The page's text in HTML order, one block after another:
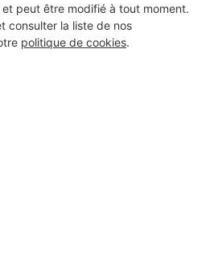
peut être modifié à tout moment.
consulter la liste de nos
politique de cookies.